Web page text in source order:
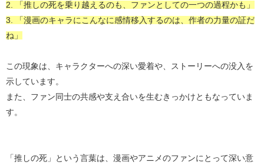
2. 「推しの死を乗り越えるのも、ファンとしての一つの過程かも」
3. 「漫画のキャラにこんなに感情移入するのは、作者の力量の証だ
ね」
この現象は、キャラクターへの深い愛着や、ストーリーへの没入を
示しています。
また、ファン同士の共感や支え合いを生むきっかけともなっていま
す。
「推しの死」という言葉は、漫画やアニメのファンにとって深い意